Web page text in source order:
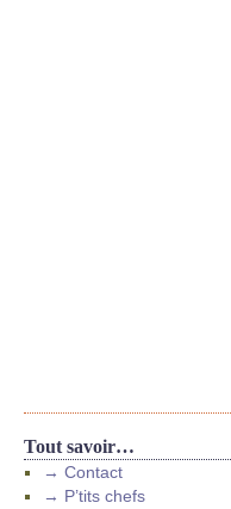
Tout savoir…
→ Contact
→ P’tits chefs